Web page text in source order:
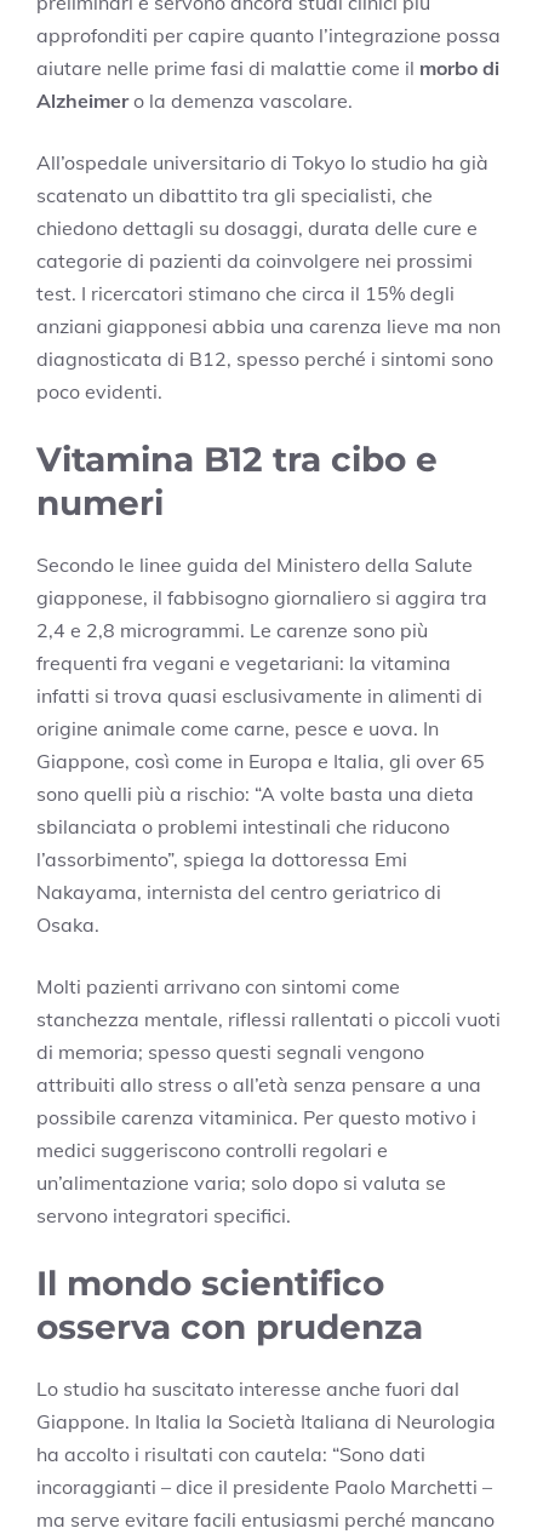
approfonditi per capire quanto l’integrazione possa
aiutare nelle prime fasi di malattie come il morbo di
Alzheimero la demenza vascolare.
All’ospedale universitario di Tokyo lo studio ha già
scatenato un dibattito tra gli specialisti, che
chiedono dettagli su dosaggi, durata delle cure e
categorie di pazienti da coinvolgere nei prossimi
test. I ricercatori stimano che circa il 15% degli
anziani giapponesi abbia una carenza lieve ma non
diagnosticata di B12, spesso perché i sintomi sono
poco evidenti.
Vitamina B12 tra cibo e
numeri
Secondo le linee guida del Ministero della Salute
giapponese, il fabbisogno giornaliero si aggira tra
2,4 e 2,8 microgrammi. Le carenze sono più
frequenti fra vegani e vegetariani: la vitamina
infatti si trova quasi esclusivamente in alimenti di
origine animale come carne, pesce e uova. In
Giappone, così come in Europa e Italia, gli over 65
sono quelli più a rischio: “A volte basta una dieta
sbilanciata o problemi intestinali che riducono
l’assorbimento”, spiega la dottoressa Emi
Nakayama, internista del centro geriatrico di
Osaka.
Molti pazienti arrivano con sintomi come
stanchezza mentale, riflessi rallentati o piccoli vuoti
di memoria; spesso questi segnali vengono
attribuiti allo stress o all’età senza pensare a una
possibile carenza vitaminica. Per questo motivo i
medici suggeriscono controlli regolari e
un’alimentazione varia; solo dopo si valuta se
servono integratori specifici.
Il mondo scientifico
osserva con prudenza
Lo studio ha suscitato interesse anche fuori dal
Giappone. In Italia la Società Italiana di Neurologia
ha accolto i risultati con cautela: “Sono dati
incoraggianti – dice il presidente Paolo Marchetti –
ma serve evitare facili entusiasmi perché mancano